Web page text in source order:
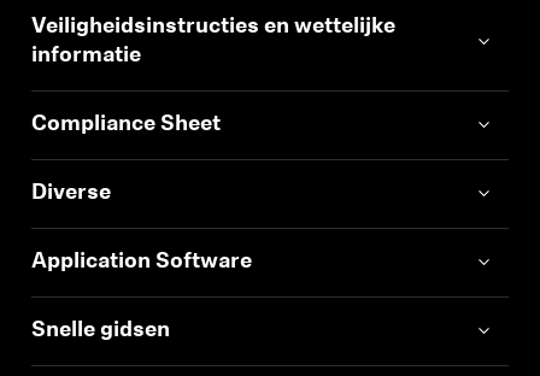
Veiligheidsinstructies en wettelijke
informatie
Compliance Sheet
Diverse
Application Software
Snelle gidsen